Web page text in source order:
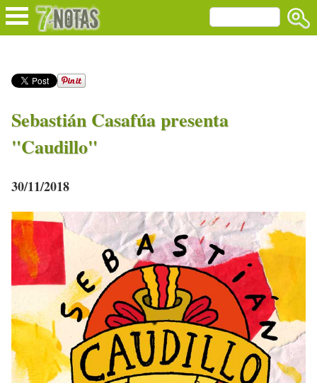
Sebastián Casafúa presenta
"Caudillo"
30/11/2018